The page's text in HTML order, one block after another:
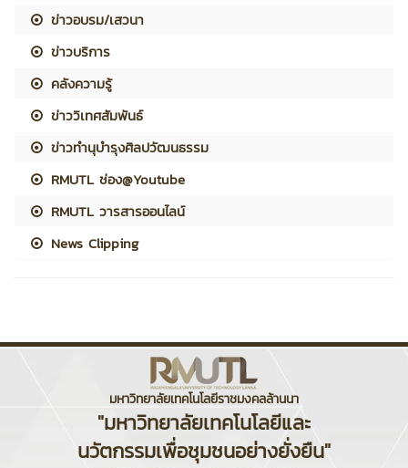
ข่าวอบรม/เสวนา
ข่าวบริการ
คลังความรู้
ข่าววิเทศสัมพันธ์
ข่าวทำนุบำรุงศิลปวัฒนธรรม
RMUTL ช่อง@Youtube
RMUTL วารสารออนไลน์
News Clipping
มหาวิทยาลัยเทคโนโลยีราชมงคลล้านนา
"มหาวิทยาลัยเทคโนโลยีและ
นวัตกรรมเพื่อชุมชนอย่างยั่งยืน"